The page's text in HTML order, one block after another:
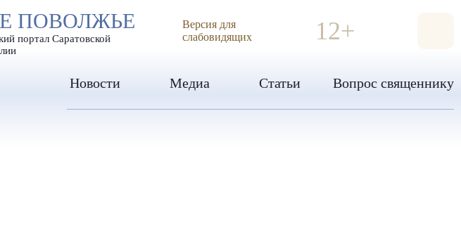
ИЗОБРАЖЕНИЯ
ПОВОЛЖЬЕ
портал Саратовской
Версия для
слабовидящих
12+
Новости Медиа Статьи Вопрос священнику